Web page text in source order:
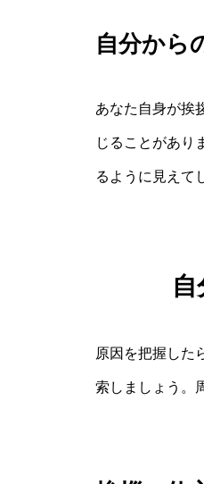
自分から
あなた自身が挨
じることがあり
るように見えて
原因を把握した
索しましょう。